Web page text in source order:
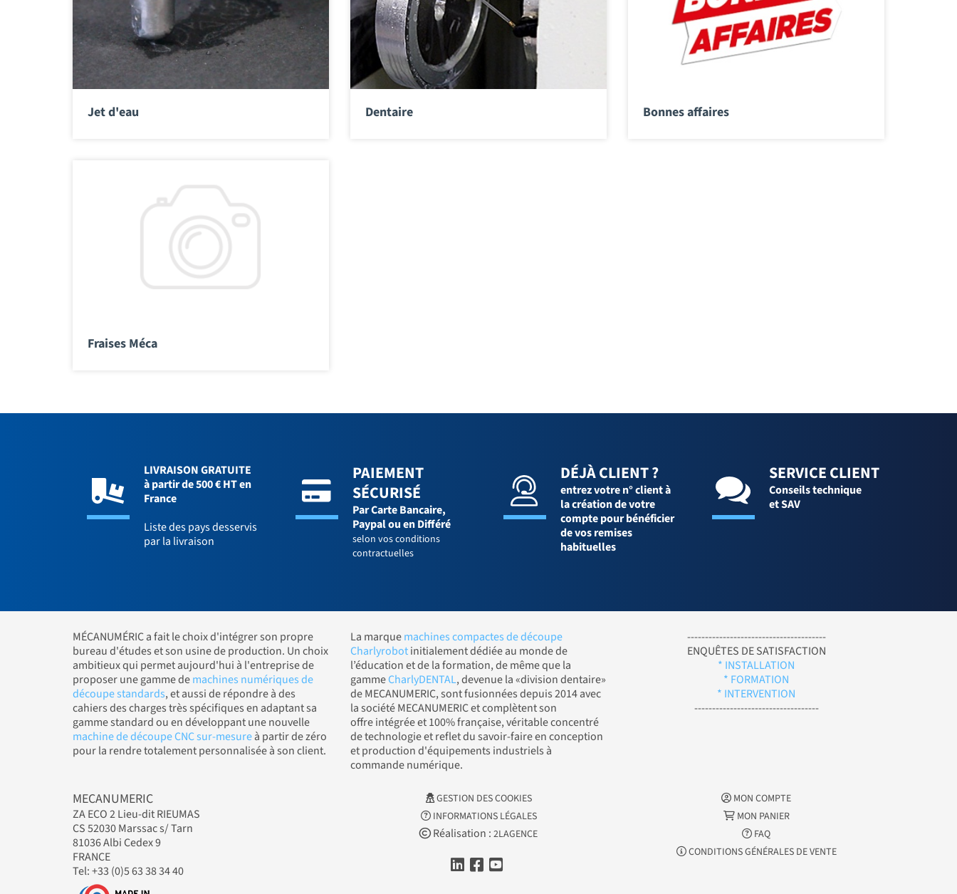
Jet d'eau Dentaire Bonnes affaires
Fraises Méca
LIVRAISON GRATUITE
à partir de 500 € HT en
France
Liste des pays desservis
par la livraison
PAIEMENT
SÉCURISÉ
Par Carte Bancaire,
Paypal ou en Différé
selon vos conditions
contractuelles
DÉJÀ CLIENT ?
entrez votre n° client à
la création de votre
compte pour bénéficier
de vos remises
habituelles
SERVICE CLIENT
Conseils technique
et SAV
MÉCANUMÉRIC a fait le choix d'intégrer son propre
bureau d'études et son usine de production. Un choix
ambitieux qui permet aujourd'hui à l'entreprise de
proposer une gamme demachines numériques de
découpe standards, et aussi de répondre à des
cahiers des charges très spécifiques en adaptant sa
gamme standard ou en développant une nouvelle
machine de découpe CNC sur-mesureà partir de zéro
pour la rendre totalement personnalisée à son client.
La marquemachines compactes de découpe
Charlyrobotinitialement dédiée au monde de
l’éducation et de la formation, de même que la
gammeCharlyDENTAL, devenue la «division dentaire»
de MECANUMERIC, sont fusionnées depuis 2014 avec
la société MECANUMERIC et complètent son
offre intégrée et 100% française, véritable concentré
de technologie et reflet du savoir-faire en conception
et production d'équipements industriels à
commande numérique.
---------------------------------------
ENQUÊTES DE SATISFACTION
* INSTALLATION
* FORMATION
* INTERVENTION
-----------------------------------
MECANUMERIC
ZA ECO 2 Lieu-dit RIEUMAS
CS 52030 Marssac s/ Tarn
81036 Albi Cedex 9
FRANCE
Tel: +33 (0)5 63 38 34 40
GESTION DES COOKIES
INFORMATIONS LÉGALES
Réalisation : 2LAGENCE
MON COMPTE
MON PANIER
FAQ
CONDITIONS GÉNÉRALES DE VENTE